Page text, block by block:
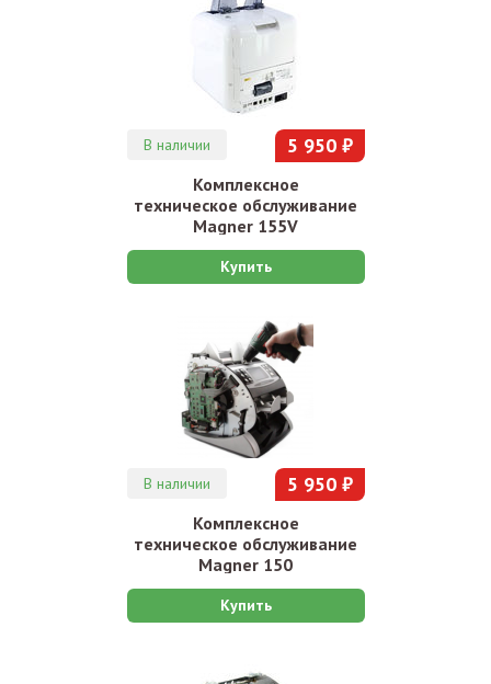
В наличии 5 950 ₽
Комплексное
техническое обслуживание
Magner 155V
Купить
В наличии 5 950 ₽
Комплексное
техническое обслуживание
Magner 150
Купить